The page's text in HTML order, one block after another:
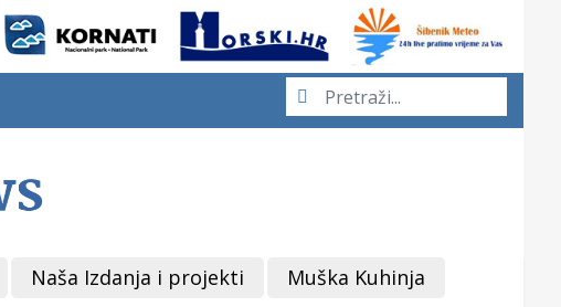
Naša Izdanja i projekti
Muška Kuhinja